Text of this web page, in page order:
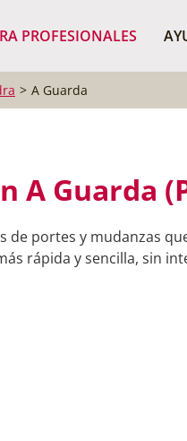
PROFESIONALES
A Guarda
A Guarda
portes y mudanzas
rápida y sencilla, sin